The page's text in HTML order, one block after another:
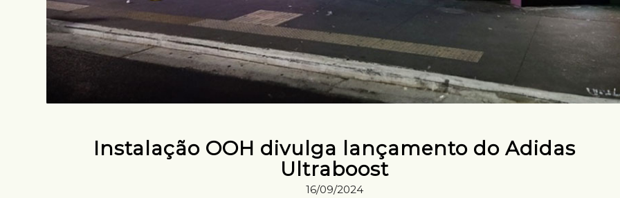
Instalação OOH divulga lançamento do Adidas
Ultraboost
16/09/2024